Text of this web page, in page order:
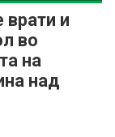
врати и
во
на
над